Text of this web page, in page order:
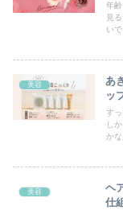
年
見
い
美容
あ
ッ
す
し
か
変
せ
美容
ヘ
仕